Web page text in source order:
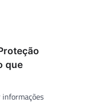
que